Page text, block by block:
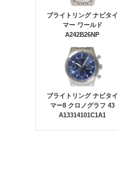
ブライトリング ナビタイ
マー ワールド
A242B26NP
ブライトリング ナビタイ
マー8 クロノグラフ 43
A13314101C1A1